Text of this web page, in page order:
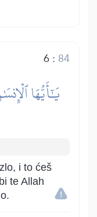
6: 84
يَٰٓأَيُّهَا
i to ćeš
te Allah